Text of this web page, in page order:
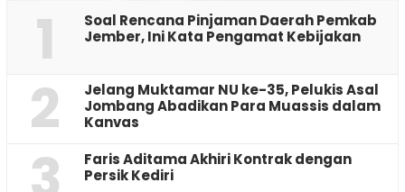
1
‎Soal Rencana Pinjaman Daerah Pemkab
Jember, Ini Kata Pengamat Kebijakan ‎
2
Jelang Muktamar NU ke-35, Pelukis Asal
Jombang Abadikan Para Muassis dalam
Kanvas
Faris Aditama Akhiri Kontrak dengan
Persik Kediri